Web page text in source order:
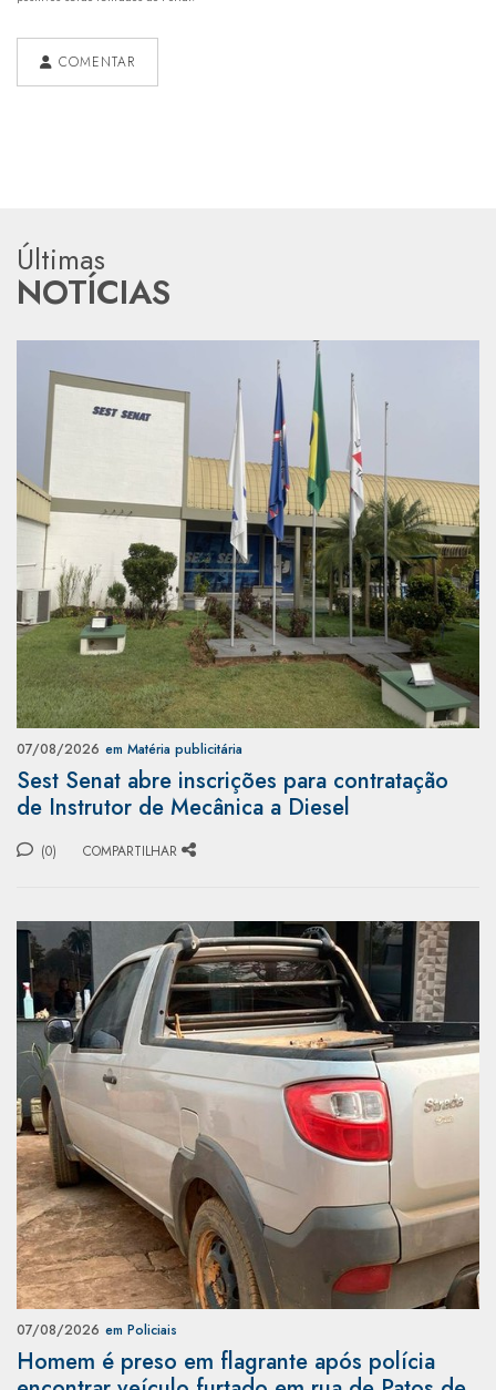
COMENTAR
Últimas
NOTÍCIAS
07/08/2026 em Matéria publicitária
Sest Senat abre inscrições para contratação
de Instrutor de Mecânica a Diesel
(0) COMPARTILHAR
07/08/2026 em Policiais
Homem é preso em flagrante após polícia